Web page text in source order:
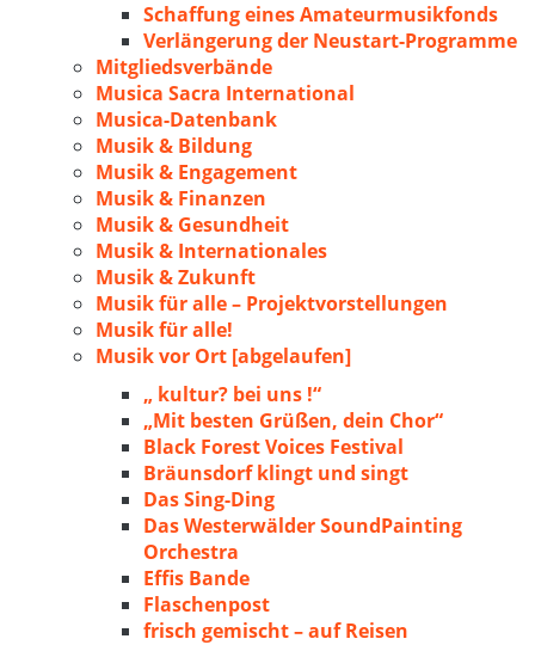
Schaffung eines Amateurmusikfonds
Verlängerung der Neustart-Programme
Mitgliedsverbände
Musica Sacra International
Musica-Datenbank
Musik & Bildung
Musik & Engagement
Musik & Finanzen
Musik & Gesundheit
Musik & Internationales
Musik & Zukunft
Musik für alle – Projektvorstellungen
Musik für alle!
Musik vor Ort [abgelaufen]
„ kultur? bei uns !“
„Mit besten Grüßen, dein Chor“
Black Forest Voices Festival
Bräunsdorf klingt und singt
Das Sing-Ding
Das Westerwälder SoundPainting
Orchestra
Effis Bande
Flaschenpost
frisch gemischt – auf Reisen